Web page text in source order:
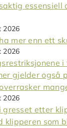
essensiell
2026
mer enn ett
2026
i
gjelder også
2026
gresset etter
klipperen som